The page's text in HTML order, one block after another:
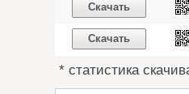
Скачать
Скачать
* статистика